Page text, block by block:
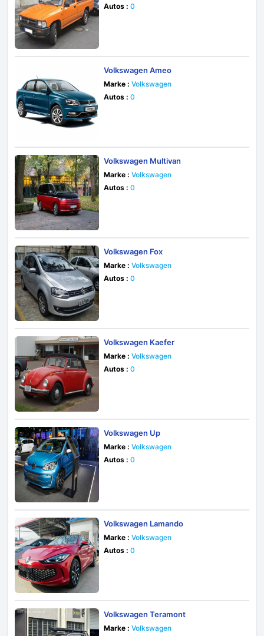
Autos : 0
Volkswagen Ameo
Marke : Volkswagen
Autos : 0
Volkswagen Multivan
Marke : Volkswagen
Autos : 0
Volkswagen Fox
Marke : Volkswagen
Autos : 0
Volkswagen Kaefer
Marke : Volkswagen
Autos : 0
Volkswagen Up
Marke : Volkswagen
Autos : 0
Volkswagen Lamando
Marke : Volkswagen
Autos : 0
Volkswagen Teramont
Marke : Volkswagen